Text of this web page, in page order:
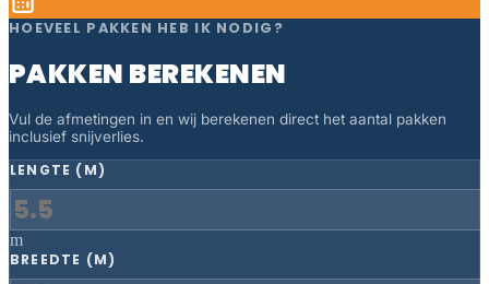
HOEVEEL PAKKEN HEB IK NODIG?
PAKKEN BEREKENEN
Vul de afmetingen in en wij berekenen direct het aantal pakken
inclusief snijverlies.
LENGTE (M)
m
BREEDTE (M)